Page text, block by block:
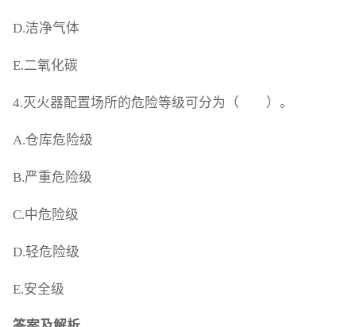
D.洁净气体
E.二氧化碳
4.灭火器配置场所的危险等级可分为（ ）。
A.仓库危险级
B.严重危险级
C.中危险级
D.轻危险级
E.安全级